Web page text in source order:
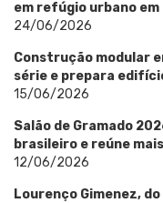
em refúgio urbano
24/06/2026
Construção modular
série e prepara
15/06/2026
Salão de Gramado
brasileiro e reúne
12/06/2026
Lourenço Gimenez,